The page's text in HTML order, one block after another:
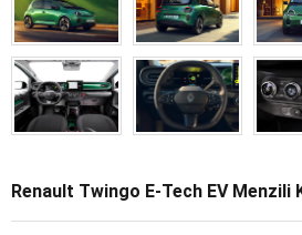
Renault Twingo E-Tech EV Menzili
263 km'ye kadar menzil sunuyor.